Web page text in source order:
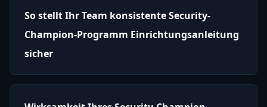
So stellt Ihr Team konsistente Security-
Champion-Programm Einrichtungsanleitung
sicher